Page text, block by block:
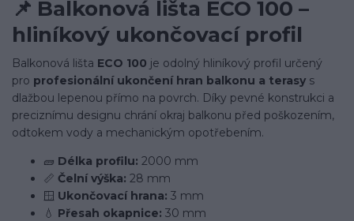
📌 Balkonová lišta ECO 100 –
hliníkový ukončovací profil
Balkonová lišta ECO 100 je odolný hliníkový profil určený
pro profesionální ukončení hran balkonu a terasy s
dlažbou lepenou přímo na povrch. Díky pevné konstrukci a
preciznímu designu chrání okraj balkonu před poškozením,
odtokem vody a mechanickým opotřebením.
🧱 Délka profilu: 2000 mm
📏 Čelní výška: 28 mm
🪟 Ukončovací hrana: 3 mm
💧 Přesah okapnice: 30 mm